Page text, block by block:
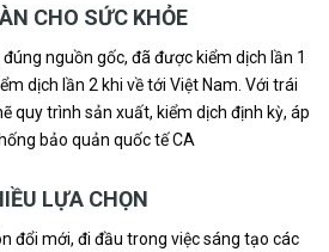
CHO SỨC KHỎE
nguồn gốc, đã được kiểm dịch lần 1
dịch lần 2 khi về tới Việt Nam. Với trái
quy trình sản xuất, kiểm dịch định kỳ, áp
bảo quản quốc tế CA
LỰA CHỌN
đổi mới, đi đầu trong việc sáng tạo các